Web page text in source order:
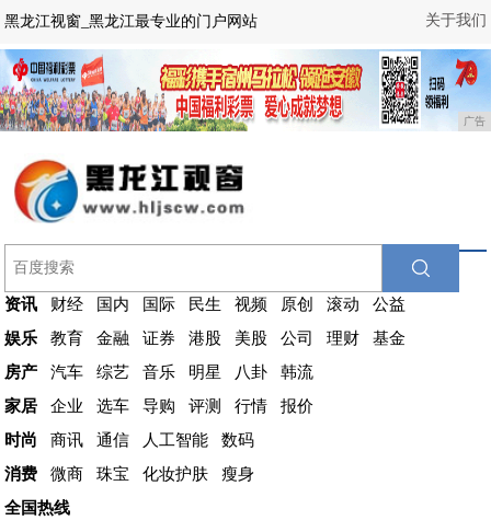
关于我们
黑龙江视窗_黑龙江最专业的门户网站
广告
资讯 财经 国内 国际 民生 视频 原创 滚动
公益
娱乐
教育 金融 证券 港股 美股 公司 理财
基金
房产
汽车 综艺 音乐 明星 八卦
韩流
家居
企业 选车 导购 评测 行情
报价
时尚
商讯 通信 人工智能
数码
消费
微商 珠宝 化妆护肤
瘦身
全国热线